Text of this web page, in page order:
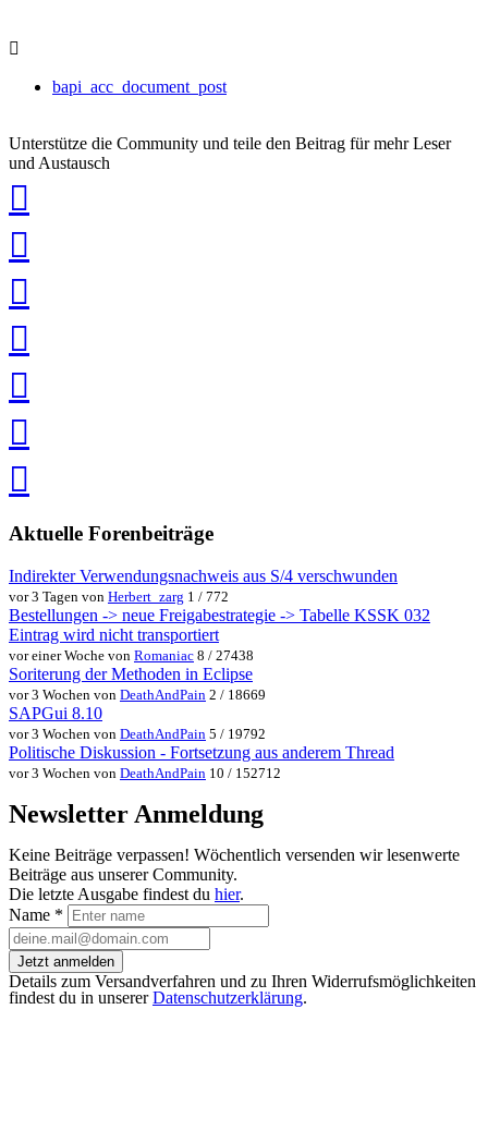
bapi_acc_document_post
Unterstütze die Community und teile den Beitrag für mehr Leser
und Austausch
teilen
teilen
teilen
teilen
speichern
via
teilenteilen
Aktuelle Forenbeiträge
Indirekter Verwendungsnachweis aus S/4 verschwunden
vor 3 Tagen von Herbert_zarg 1 / 772
Bestellungen -> neue Freigabestrategie -> Tabelle KSSK 032
Eintrag wird nicht transportiert
vor einer Woche von Romaniac 8 / 27438
Soriterung der Methoden in Eclipse
vor 3 Wochen von DeathAndPain 2 / 18669
SAPGui 8.10
vor 3 Wochen von DeathAndPain 5 / 19792
Politische Diskussion - Fortsetzung aus anderem Thread
vor 3 Wochen von DeathAndPain 10 / 152712
Newsletter Anmeldung
Keine Beiträge verpassen! Wöchentlich versenden wir lesenwerte
Beiträge aus unserer Community.
Die letzte Ausgabe findest du hier.
Name *
Jetzt anmelden
Details zum Versandverfahren und zu Ihren Widerrufsmöglichkeiten
findest du in unsererDatenschutzerklärung.